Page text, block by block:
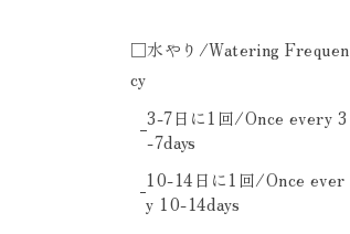
□水やり/Watering Frequen
cy
3-7日に1回/Once every 3
-7days
10-14日に1回/Once ever
y 10-14days